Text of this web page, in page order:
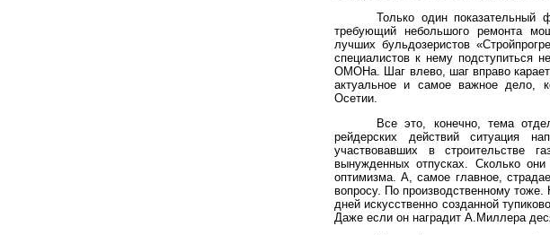
Только один показательный
требующий небольшого ремонта
лучших бульдозеристов
специалистов к нему подступиться
ОМОНа. Шаг влево, шаг вправо
актуальное и самое важное дело,
Осетии.
Все это, конечно, тема
рейдерских действий ситуация
участвовавших в строительстве
вынужденных отпусках. Сколько
оптимизма. А, самое главное,
вопросу. По производственному
дней искусственно созданной
Даже если он наградит А.Миллера